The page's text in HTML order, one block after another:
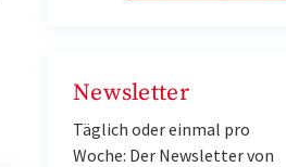
Newsletter
Täglich oder einmal pro
Woche: Der Newsletter von